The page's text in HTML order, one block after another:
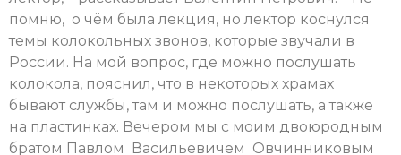
помню, о чём была лекция, но лектор коснулся
темы колокольных звонов, которые звучали в
России. На мой вопрос, где можно послушать
колокола, пояснил, что в некоторых храмах
бывают службы, там и можно послушать, а также
на пластинках. Вечером мы с моим двоюродным
братом Павлом Васильевичем Овчинниковым